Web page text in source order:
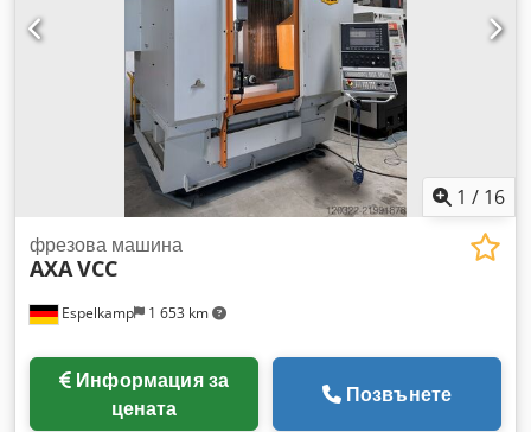
1 / 16
Espelkamp 1 653 km
фрезова машина
AXAVCC
Информация за
цената
Позвънете